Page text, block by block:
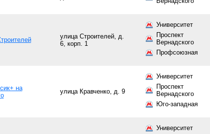
улица Строителей, д.
6, корп. 1
Университет
Проспект
Вернадского
Профсоюзная
на
улица Кравченко, д. 9
Университет
Проспект
Вернадского
Юго-западная
Университет